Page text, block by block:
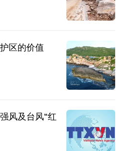
区的价值
风及台风“红